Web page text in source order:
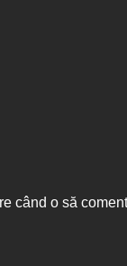
când o să